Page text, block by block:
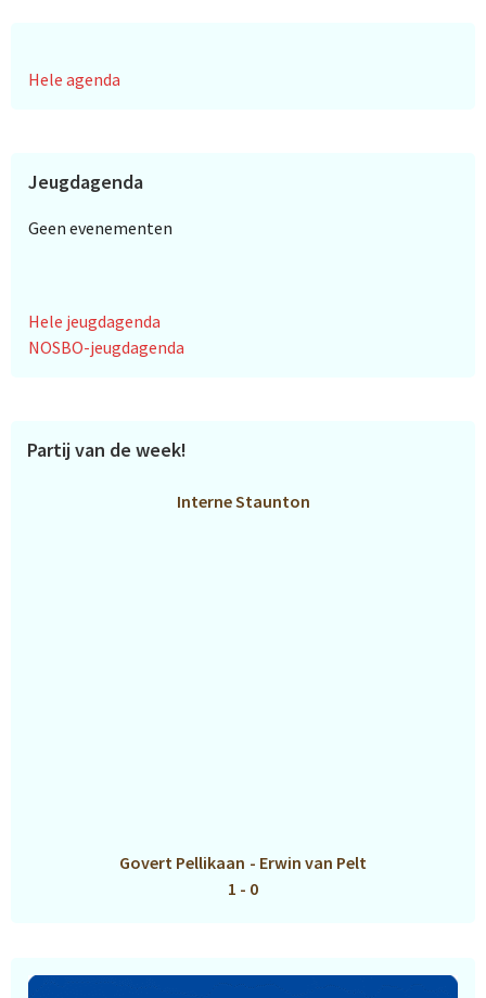
Hele agenda
Jeugdagenda
Geen evenementen
Hele jeugdagenda
NOSBO-jeugdagenda
Partij van de week!
Interne Staunton
Govert Pellikaan - Erwin van Pelt
1 - 0